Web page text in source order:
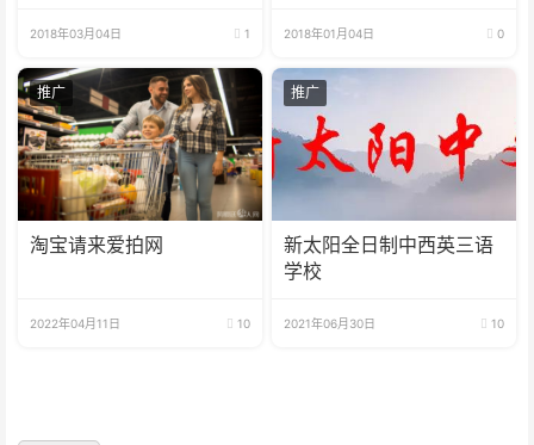
2018年03月04日 1 2018年01月04日 0
推广
淘宝请来爱拍网
2022年04月11日 10
推广
新太阳全日制中西英三语
学校
2021年06月30日 10